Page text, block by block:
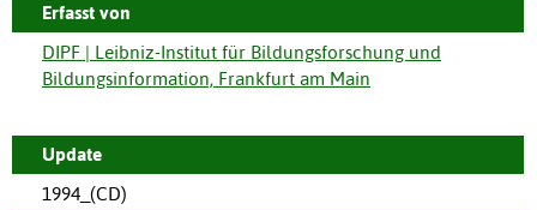
Erfasst von
DIPF | Leibniz-Institut für Bildungsforschung und
Bildungsinformation, Frankfurt am Main
Update
1994_(CD)